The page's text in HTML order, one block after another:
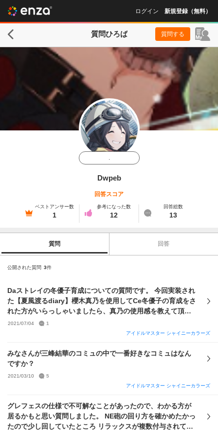
ログイン 新規登録（無料）
質問ひろば 質問する
.
Dwpeb
回答スコア
ベストアンサー数
1
参考になった数
12
回答総数
13
質問 回答
公開された質問 3件
Daストレイの冬優子育成についての質問です。 今回実装され
た【夏風渡るdiary】櫻木真乃を使用してCe冬優子の育成をさ
れた方がいらっしゃいましたら、真乃の使用感を教えて頂き
たいです。 また、芋 銭湯 畳 空手 花火を使用した育成と比較
して、夏風 海 銭湯 空手 花火だと前者の編成に比べて育成が
2021/07/04
1
アイドルマスター シャイニーカラーズ
みなさんが三峰結華のコミュの中で一番好きなコミュはなん
ですか？
2021/03/10
5
アイドルマスター シャイニーカラーズ
グレフェスの仕様で不可解なことがあったので、わかる方が
居るかもと思い質問しました。 NE砲の回り方を確かめたかっ
たので少し回していたところ リラックスが複数付与されてい